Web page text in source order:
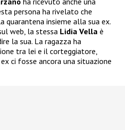
persona ha rivelato che
quarantena insieme alla sua ex.
web, la stessa Lidia Vella è
la sua. La ragazza ha
tra lei e il corteggiatore,
ci fosse ancora una situazione